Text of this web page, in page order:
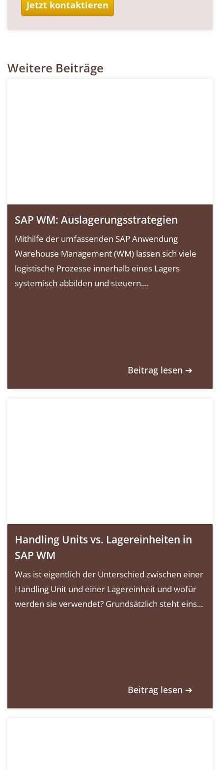
Jetzt kontaktieren
Weitere Beiträge
SAP WM: Auslagerungsstrategien
Mithilfe der umfassenden SAP Anwendung
Warehouse Management (WM) lassen sich viele
logistische Prozesse innerhalb eines Lagers
systemisch abbilden und steuern....
Beitrag lesen ➔
Handling Units vs. Lagereinheiten in
SAP WM
Was ist eigentlich der Unterschied zwischen einer
Handling Unit und einer Lagereinheit und wofür
werden sie verwendet? Grundsätzlich steht eins...
Beitrag lesen ➔